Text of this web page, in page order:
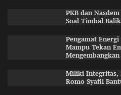
PKB dan
Soal Timbal
Pengamat
Mampu Tekan
Miliki Integritas,
Romo Syafii